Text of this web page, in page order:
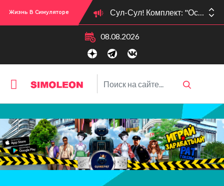
Жизнь В Симуляторе Сул-Сул! Комплект: "Осенние образы" вышел 09.10.25!
Сул-Сул! Вышло новое обновлении версии игры: 1.119.96.1030 (ПК)! 1.119.96.1230 (Mac)! 2.22 (ИП)!
08.08.2026